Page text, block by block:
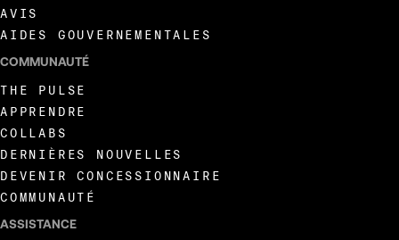
AVIS
AIDES GOUVERNEMENTALES
COMMUNAUTÉ
THE PULSE
APPRENDRE
COLLABS
DERNIÈRES NOUVELLES
DEVENIR CONCESSIONNAIRE
COMMUNAUTÉ
ASSISTANCE